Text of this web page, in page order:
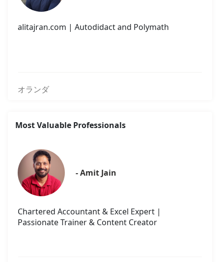
alitajran.com | Autodidact and Polymath
オランダ
Most Valuable Professionals
- Amit Jain
Chartered Accountant & Excel Expert |
Passionate Trainer & Content Creator